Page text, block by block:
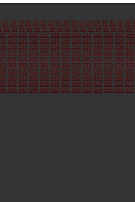
17 18 19 20 21 22 23 24 25 26 27 28 29 30 31 32 33
82 83 84 85 86 87 88 89 90 91 92 93 94 95 96 97 98
134 135 136 137 138 139 140 141 142 143 144 145
180 181 182 183 184 185 186 187 188 189 190 191
226 227 228 229 230 231 232 233 234 235 236 237
272 273 274 275 276 277 278 279 280 281 282 283
318 319 320 321 322 323 324 325 326 327 328 329
364 365 366 367 368 369 370 371 372 373 374 375
410 411 412 413 414 415 416 417 418 419 420 421
456 457 458 459 460 461 462 463 464 465 466 467
502 503 504 505 506 507 508 509 510 511 512 513
546 547 548 549 550 551 552 553 554 555 556 557